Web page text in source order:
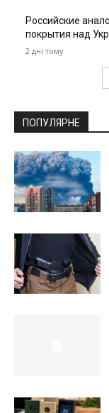
Российские
покрытия над
2 дні тому
ПОПУЛЯРНЕ